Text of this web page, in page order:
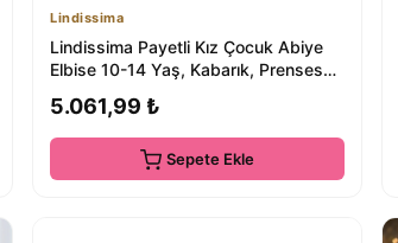
Lindissima
Lindissima Payetli Kız Çocuk Abiye
Elbise 10-14 Yaş, Kabarık, Prenses
5.061,99 ₺
Sepete Ekle